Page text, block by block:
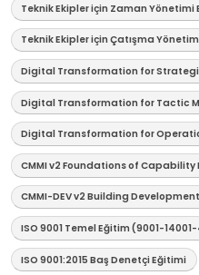
Teknik Ekipler için Zaman Yönetimi
Teknik Ekipler için Çatışma
Digital Transformation for
Digital Transformation for Tactic
Digital Transformation for
CMMI v2 Foundations of Capability
CMMI-DEV v2 Building
ISO 9001 Temel Eğitim (9001-
ISO 9001:2015 Baş Denetçi Eğitimi